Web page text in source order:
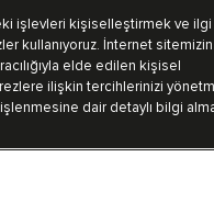
işlevleri kişiselleştirmek ve ilgi
kullanıyoruz. İnternet sitemizin
elde edilen kişisel
ilişkin tercihlerinizi
dair detaylı bilgi